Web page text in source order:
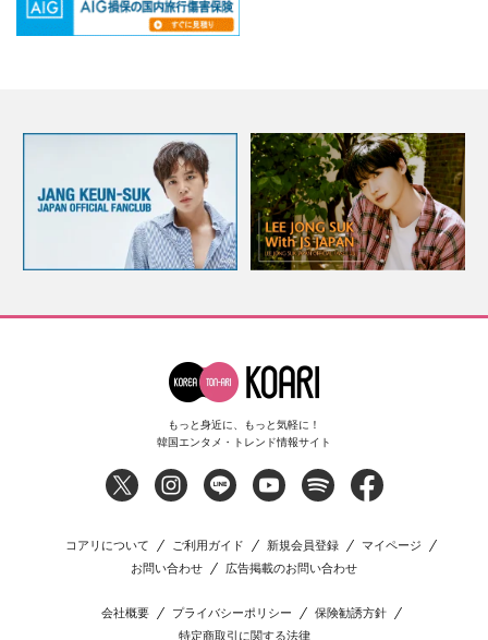
もっと身近に、もっと気軽に！
韓国エンタメ・トレンド情報サイト
コアリについて ご利用ガイド 新規会員登録
マイページ
お問い合わせ
広告掲載のお問い合わせ
会社概要 プライバシーポリシー
保険勧誘方針
特定商取引に関する法律